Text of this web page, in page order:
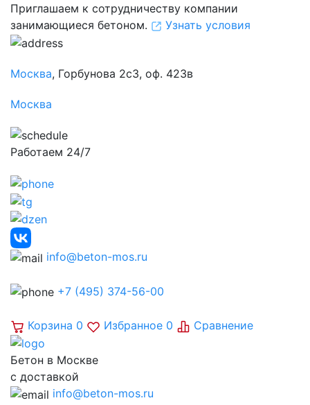
Приглашаем к сотрудничеству компании
занимающиеся бетоном.
Узнать условия
Москва, Горбунова 2с3, оф. 423в
Москва
Работаем 24/7
info@beton-mos.ru
+7 (495) 374-56-00
Корзина 0 Избранное 0 Сравнение
Бетон в Москве
с доставкой
info@beton-mos.ru